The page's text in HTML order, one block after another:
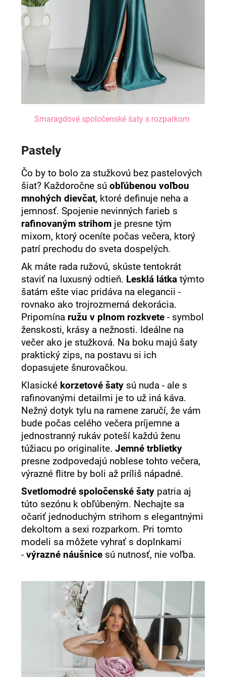
Smaragdové spoločenské šaty s rozparkom
Pastely
Čo by to bolo za stužkovú bez pastelových
šiat? Každoročne súobľúbenou voľbou
mnohých dievčat, ktoré definuje neha a
jemnosť. Spojenie nevinných farieb s
rafinovaným strihom je presne tým
mixom, ktorý oceníte počas večera, ktorý
patrí prechodu do sveta dospelých.
Ak máte rada ružovú, skúste tentokrát
staviť na luxusný odtieň. Lesklá látka týmto
šatám ešte viac pridáva na elegancii -
rovnako ako trojrozmerná dekorácia.
Pripomína ružu v plnom rozkvete - symbol
ženskosti, krásy a nežnosti. Ideálne na
večer ako je stužková. Na boku majú šaty
praktický zips, na postavu si ich
dopasujete šnurovačkou.
Klasické korzetové šaty sú nuda - ale s
rafinovanými detailmi je to už iná káva.
Nežný dotyk tylu na ramene zaručí, že vám
bude počas celého večera príjemne a
jednostranný rukáv poteší každú ženu
túžiacu po originalite. Jemné trblietky
presne zodpovedajú noblese tohto večera,
výrazné flitre by boli až príliš nápadné.
Svetlomodré spoločenské šaty patria aj
túto sezónu k obľúbeným. Nechajte sa
očariť jednoduchým strihom s elegantnými
dekoltom a sexi rozparkom. Pri tomto
modeli sa môžete vyhrať s doplnkami
- výrazné náušnice sú nutnosť, nie voľba.